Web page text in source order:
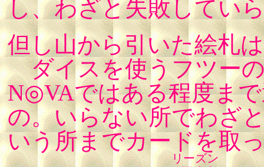
し、わざと失敗してい
但し山から引いた絵札は
ダイスを使うフツーの
N◎VAではある程度ま
の。いらない所でわざ
いう所までカードを取
リーズン